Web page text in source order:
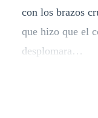
con los brazos
que hizo que el
desplomara…